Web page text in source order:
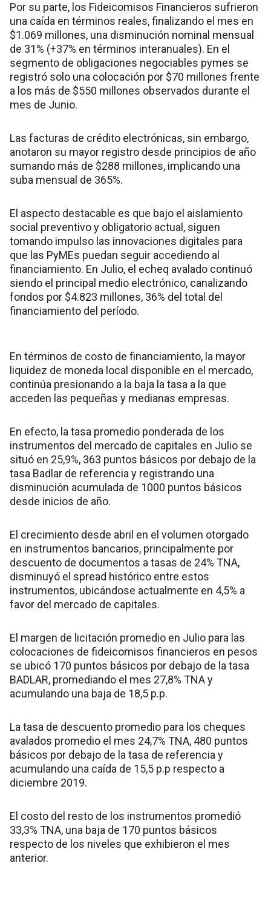
Por su parte, los Fideicomisos Financieros sufrieron
una caída en términos reales, finalizando el mes en
$1.069 millones, una disminución nominal mensual
de 31% (+37% en términos interanuales). En el
segmento de obligaciones negociables pymes se
registró solo una colocación por $70 millones frente
a los más de $550 millones observados durante el
mes de Junio.
Las facturas de crédito electrónicas, sin embargo,
anotaron su mayor registro desde principios de año
sumando más de $288 millones, implicando una
suba mensual de 365%.
El aspecto destacable es que bajo el aislamiento
social preventivo y obligatorio actual, siguen
tomando impulso las innovaciones digitales para
que las PyMEs puedan seguir accediendo al
financiamiento. En Julio, el echeq avalado continuó
siendo el principal medio electrónico, canalizando
fondos por $4.823 millones, 36% del total del
financiamiento del período.
En términos de costo de financiamiento, la mayor
liquidez de moneda local disponible en el mercado,
continúa presionando a la baja la tasa a la que
acceden las pequeñas y medianas empresas.
En efecto, la tasa promedio ponderada de los
instrumentos del mercado de capitales en Julio se
situó en 25,9%, 363 puntos básicos por debajo de la
tasa Badlar de referencia y registrando una
disminución acumulada de 1000 puntos básicos
desde inicios de año.
El crecimiento desde abril en el volumen otorgado
en instrumentos bancarios, principalmente por
descuento de documentos a tasas de 24% TNA,
disminuyó el spread histórico entre estos
instrumentos, ubicándose actualmente en 4,5% a
favor del mercado de capitales.
El margen de licitación promedio en Julio para las
colocaciones de fideicomisos financieros en pesos
se ubicó 170 puntos básicos por debajo de la tasa
BADLAR, promediando el mes 27,8% TNA y
acumulando una baja de 18,5 p.p.
La tasa de descuento promedio para los cheques
avalados promedio el mes 24,7% TNA, 480 puntos
básicos por debajo de la tasa de referencia y
acumulando una caída de 15,5 p.p respecto a
diciembre 2019.
El costo del resto de los instrumentos promedió
33,3% TNA, una baja de 170 puntos básicos
respecto de los niveles que exhibieron el mes
anterior.